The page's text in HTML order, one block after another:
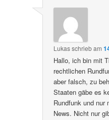
Lukasschriebam
Hallo, ich bin mit
rechtlichen
aber falsch, zu
Staaten gäbe es
Rundfunk und nur
News. Nicht nur